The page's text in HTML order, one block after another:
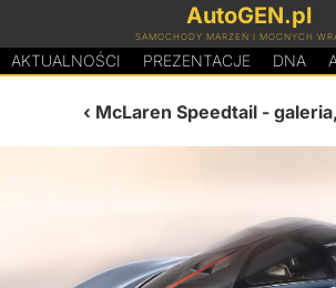
AutoGEN.pl
SAMOCHODY MARZEŃ I MOCNYCH
AKTUALNOŚCI PREZENTACJE DNA
McLaren Speedtail-